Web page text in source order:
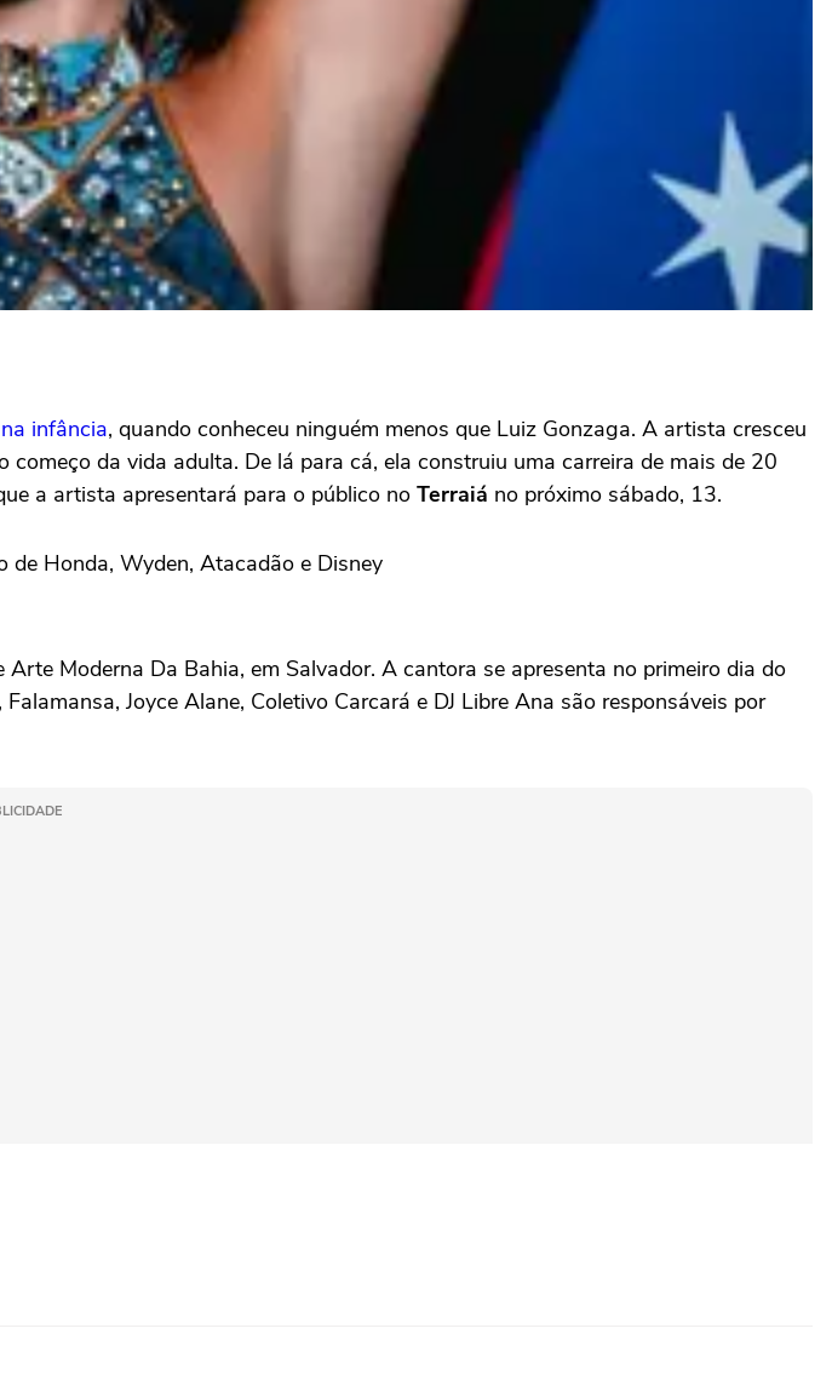
infância, quando conheceu ninguém menos que Luiz Gonzaga. A artista cresceu
da vida adulta. De lá para cá, ela construiu uma carreira de mais de 20
a artista apresentará para o público no Terraiá no próximo sábado, 13.
de Honda, Wyden, Atacadão e Disney
Moderna Da Bahia, em Salvador. A cantora se apresenta no primeiro dia do
Joyce Alane, Coletivo Carcará e DJ Libre Ana são responsáveis por